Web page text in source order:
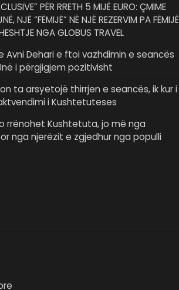
PËR RRETH 5 MIJË EURO: ÇMIME
NJË “FËMIJË” NË NJË REZERVIM PA FËMIJË
NGA GLOBUS TRAVEL
Avni Dehari e ftoi vazhdimin e seancës
i përgjigjem pozitivisht
ta arsyetojë thirrjen e seancës, ik kur i
i Kushtetuteses
rrënohet Kushtetuta, jo më nga
nga njerëzit e zgjedhur nga populli